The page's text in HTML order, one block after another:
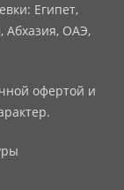
Египет,
Абхазия, ОАЭ,
офертой и